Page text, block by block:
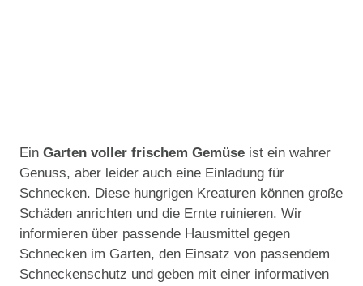
Ein Garten voller frischem Gemüse ist ein wahrer
Genuss, aber leider auch eine Einladung für
Schnecken. Diese hungrigen Kreaturen können große
Schäden anrichten und die Ernte ruinieren. Wir
informieren über passende Hausmittel gegen
Schnecken im Garten, den Einsatz von passendem
Schneckenschutz und geben mit einer informativen